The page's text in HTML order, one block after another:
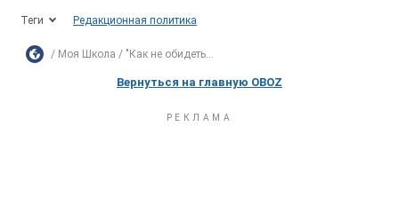
Теги Редакционная политика
Моя Школа "Как не обидеть...
Вернуться на главную OBOZ